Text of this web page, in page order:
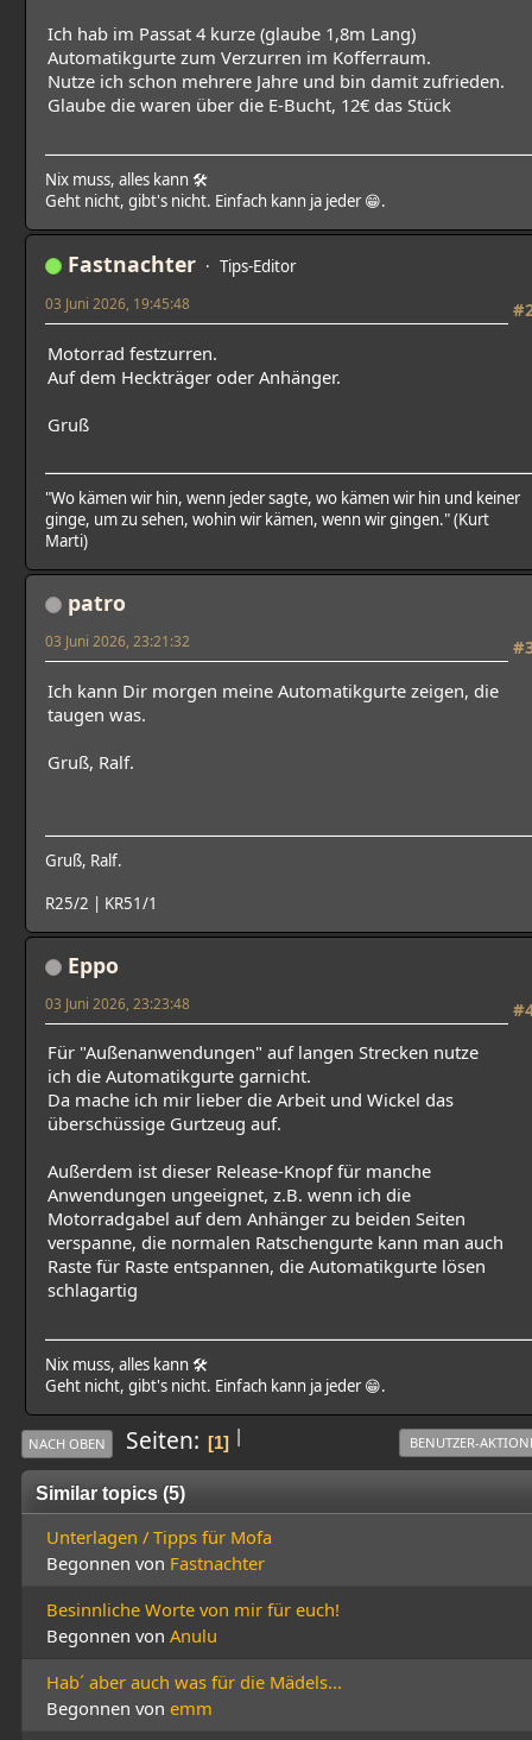
Ich hab im Passat 4 kurze (glaube 1,8m Lang)
Automatikgurte zum Verzurren im Kofferraum.
Nutze ich schon mehrere Jahre und bin damit zufrieden.
Glaube die waren über die E-Bucht, 12€ das Stück
Nix muss, alles kann 🛠
Geht nicht, gibt's nicht. Einfach kann ja jeder 😁.
Fastnachter Tips-Editor
03 Juni 2026, 19:45:48
Motorrad festzurren.
Auf dem Heckträger oder Anhänger.
Gruß
"Wo kämen wir hin, wenn jeder sagte, wo kämen wir hin und keiner
ginge, um zu sehen, wohin wir kämen, wenn wir gingen." (Kurt
Marti)
patro
03 Juni 2026, 23:21:32
Ich kann Dir morgen meine Automatikgurte zeigen, die
taugen was.
Gruß, Ralf.
Gruß, Ralf.
R25/2 | KR51/1
Eppo
03 Juni 2026, 23:23:48
Für "Außenanwendungen" auf langen Strecken nutze
ich die Automatikgurte garnicht.
Da mache ich mir lieber die Arbeit und Wickel das
überschüssige Gurtzeug auf.
Außerdem ist dieser Release-Knopf für manche
Anwendungen ungeeignet, z.B. wenn ich die
Motorradgabel auf dem Anhänger zu beiden Seiten
verspanne, die normalen Ratschengurte kann man auch
Raste für Raste entspannen, die Automatikgurte lösen
schlagartig
Nix muss, alles kann 🛠
Geht nicht, gibt's nicht. Einfach kann ja jeder 😁.
|
NACH OBEN Seiten 1 BENUTZER-
Similar topics (5)
Unterlagen / Tipps für Mofa
Begonnen von Fastnachter
Besinnliche Worte von mir für euch!
Begonnen von Anulu
Hab´ aber auch was für die Mädels...
Begonnen von emm